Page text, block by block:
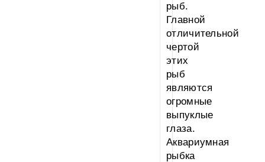
рыб.
Главной
отличительной
чертой
этих
рыб
являются
огромные
выпуклые
глаза.
Аквариумная
рыбка